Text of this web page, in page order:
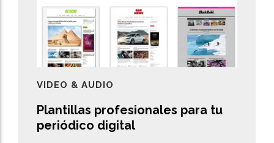
Plantillas profesionales para tu
periódico digital
VIDEO & AUDIO